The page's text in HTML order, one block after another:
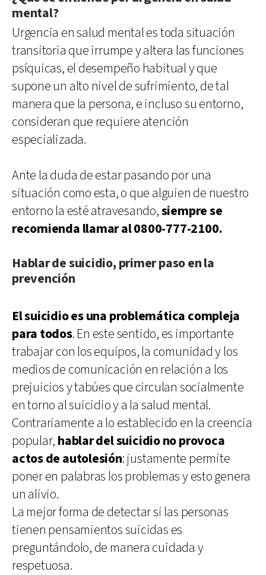
mental?
Urgencia en salud mental es toda situación
transitoria que irrumpe y altera las funciones
psíquicas, el desempeño habitual y que
supone un alto nivel de sufrimiento, de tal
manera que la persona, e incluso su entorno,
consideran que requiere atención
especializada.
Ante la duda de estar pasando por una
situación como esta, o que alguien de nuestro
entorno la esté atravesando,siempre se
recomienda llamar al 0800-777-2100.
Hablar de suicidio, primer paso en la
prevención
El suicidio es una problemática compleja
para todos. En este sentido, es importante
trabajar con los equipos, la comunidad y los
medios de comunicación en relación a los
prejuicios y tabúes que circulan socialmente
en torno al suicidio y a la salud mental.
Contrariamente a lo establecido en la creencia
popular, hablar del suicidio no provoca
actos de autolesión: justamente permite
poner en palabras los problemas y esto genera
un alivio.
La mejor forma de detectar si las personas
tienen pensamientos suicidas es
preguntándolo, de manera cuidada y
respetuosa.